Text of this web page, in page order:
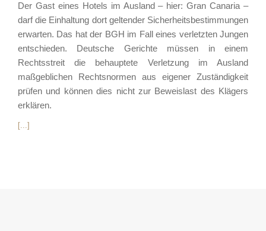
Der Gast eines Hotels im Ausland – hier: Gran Canaria –
darf die Einhaltung dort geltender Sicherheitsbestimmungen
erwarten. Das hat der BGH im Fall eines verletzten Jungen
entschieden. Deutsche Gerichte müssen in einem
Rechtsstreit die behauptete Verletzung im Ausland
maßgeblichen Rechtsnormen aus eigener Zuständigkeit
prüfen und können dies nicht zur Beweislast des Klägers
erklären.
[...]